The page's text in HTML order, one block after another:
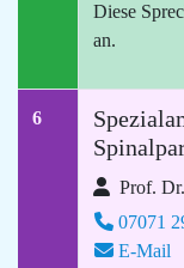
Diese
an.
6
Prof.
07071
E-Mail